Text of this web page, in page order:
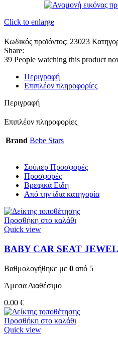
Click to enlarge
Κωδικός προϊόντος: 23023
Share:
39 People watching this product
Περιγραφή
Επιπλέον πληροφορίες
Περιγραφή
Επιπλέον πληροφορίες
Brand Bebe Stars
Σούπερ Προσφορές
Προσφορές
Βρεφικά Είδη
Από την ίδια κατηγορία
Προσθήκη στο καλάθι
Quick view
BABY CAR SEAT JEWEL
Βαθμολογήθηκε με 0 από 5
Άμεσα Διαθέσιμο
0.00 €
Προσθήκη στο καλάθι
Quick view